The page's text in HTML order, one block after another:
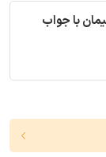
با جواب